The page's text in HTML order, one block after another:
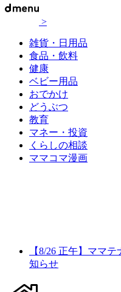
>
雑貨・日用品
食品・飲料
健康
ベビー用品
おでかけ
どうぶつ
教育
マネー・投資
くらしの相談
ママコマ漫画
【8/26 正午】ママ
知らせ